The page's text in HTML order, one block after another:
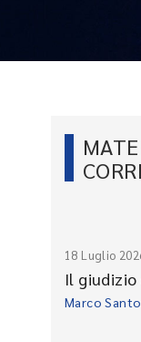
18 Luglio
Il
Marco